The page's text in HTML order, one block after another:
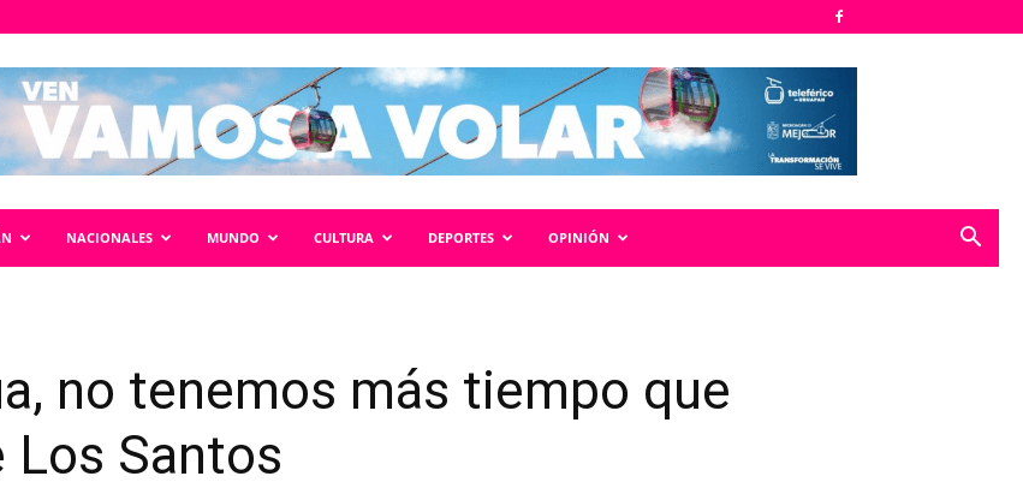
NACIONALES MUNDO CULTURA DEPORTES OPINIÓN
no tenemos más tiempo que
Los Santos